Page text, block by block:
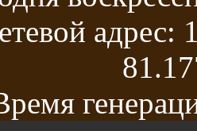
адрес: